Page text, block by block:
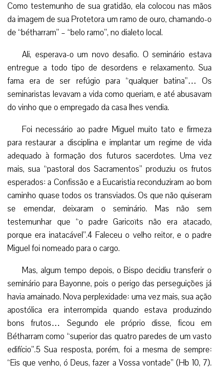
respeitável pároco. Faça o mesmo em Bétharram. O velho
Padre Superior continuará no cargo, mas de fato é ao
senhor que confio o seminário, com a incumbência de pôr
o Santo assumiu suas novas funções, certo de estar
cumprindo a vontade de Deus.
Um homem inatacável
terra abençoada, onde existia um santuário famoso, no qual
a Santíssima Virgem distribuía suas graças e maternais
favores. Nesse local, segundo narra uma antiga tradição,
uma moça caiu no Rio Gave e estava se afogando.
Recorreu então a Nossa Senhora e logo viu ao alcance de
sua mão um galho ao qual se agarrou, salvando a vida.
Como testemunho de sua gratidão, ela colocou nas mãos
da imagem de sua Protetora um ramo de ouro, chamando-o
de “bétharram” – “belo ramo”, no dialeto local.
entregue a todo tipo de desordens e relaxamento. Sua
fama era de ser refúgio para “qualquer batina”… Os
seminaristas levavam a vida como queriam, e até abusavam
do vinho que o empregado da casa lhes vendia.
Foi necessário ao padre Miguel muito tato e firmeza
para restaurar a disciplina e implantar um regime de vida
adequado à formação dos futuros sacerdotes. Uma vez